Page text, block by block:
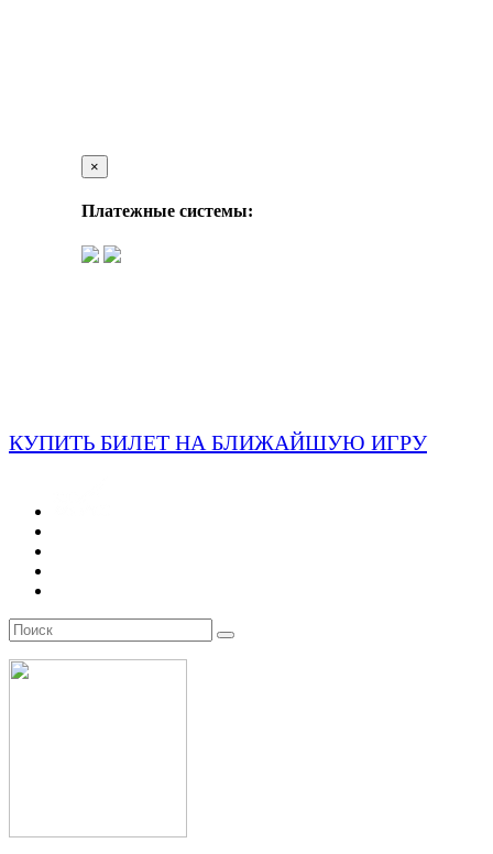
×
Платежные системы:
КУПИТЬ БИЛЕТ НА БЛИЖАЙШУЮ ИГРУ